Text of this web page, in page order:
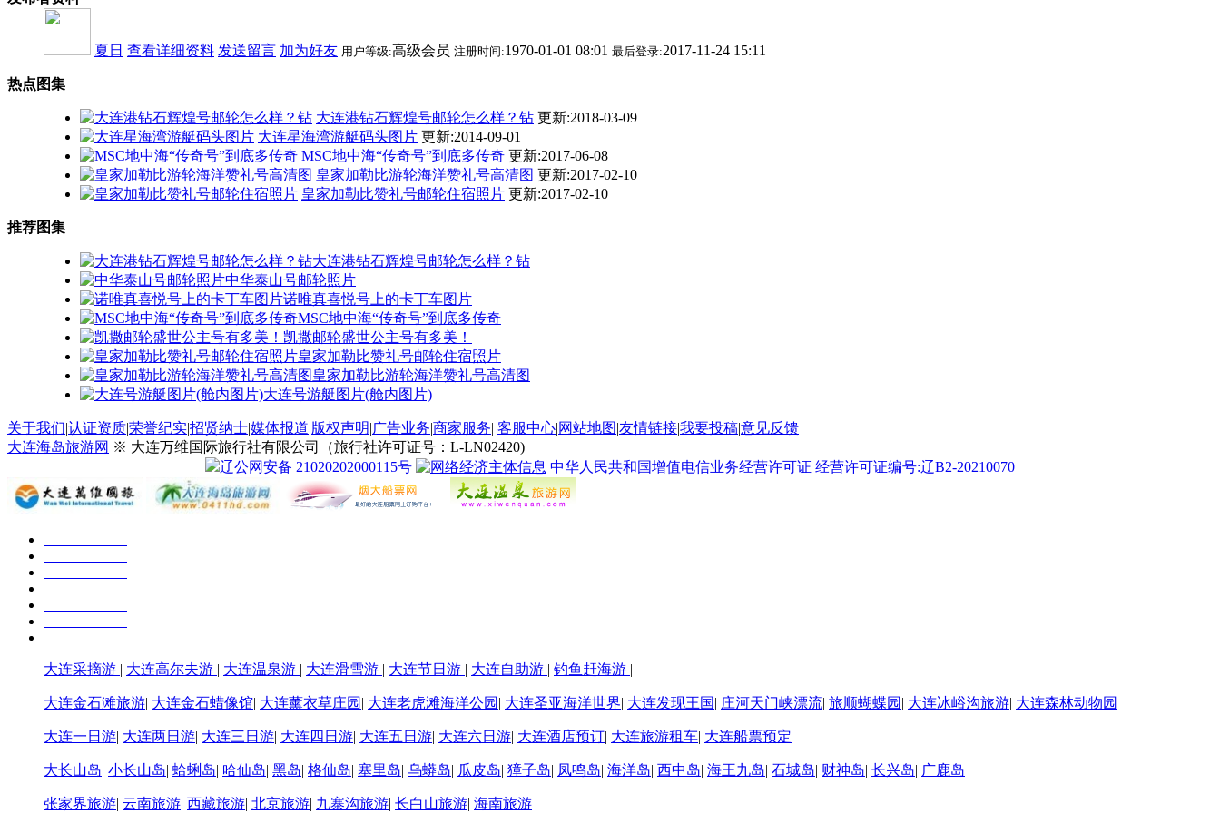
夏日 查看详细资料 发送留言 加为好友 用户等级:高级会员 注册时间:1970-01-01 08:01 最后登录:2017-11-24 15:11
热点图集
大连港钻石辉煌号邮轮怎么样？钻 更新:2018-03-09
大连星海湾游艇码头图片 更新:2014-09-01
MSC地中海“传奇号”到底多传奇 更新:2017-06-08
皇家加勒比游轮海洋赞礼号高清图 更新:2017-02-10
皇家加勒比赞礼号邮轮住宿照片 更新:2017-02-10
推荐图集
大连港钻石辉煌号邮轮怎么样？钻
中华泰山号邮轮照片
诺唯真喜悦号上的卡丁车图片
MSC地中海“传奇号”到底多传奇
凯撒邮轮盛世公主号有多美！
皇家加勒比赞礼号邮轮住宿照片
皇家加勒比游轮海洋赞礼号高清图
大连号游艇图片(舱内图片)
关于我们|认证资质|荣誉纪实|招贤纳士|媒体报道|版权声明|广告业务|商家服务| 客服中心|网站地图|友情链接|我要投稿|意见反馈
大连海岛旅游网 ※ 大连万维国际旅行社有限公司（旅行社许可证号：L-LN02420)
辽公网安备 21020202000115号
中华人民共和国增值电信业务经营许可证 经营许可证编号:辽B2-20210070
大连采摘游 | 大连高尔夫游 | 大连温泉游 | 大连滑雪游 | 大连节日游 | 大连自助游 | 钓鱼赶海游 |
大连金石滩旅游| 大连金石蜡像馆| 大连薰衣草庄园 | 大连老虎滩海洋公园 | 大连圣亚海洋世界| 大连发现王国| 庄河天门峡漂流| 旅顺蝴蝶园 | 大连冰峪沟旅游| 大连森林动物园
大连一日游| 大连两日游| 大连三日游| 大连四日游| 大连五日游| 大连六日游| 大连酒店预订| 大连旅游租车| 大连船票预定
大长山岛| 小长山岛| 蛤蜊岛| 哈仙岛| 黑岛| 格仙岛| 塞里岛| 乌蟒岛| 瓜皮岛| 獐子岛| 凤鸣岛| 海洋岛| 西中岛| 海王九岛| 石城岛| 财神岛| 长兴岛| 广鹿岛
张家界旅游| 云南旅游| 西藏旅游| 北京旅游| 九寨沟旅游| 长白山旅游| 海南旅游